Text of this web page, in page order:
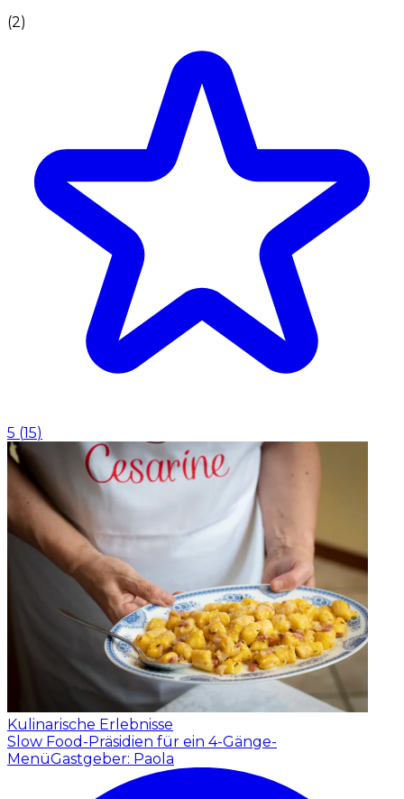
(2)
5 (15)
Kulinarische Erlebnisse
Slow Food-Präsidien für ein 4-Gänge-
MenüGastgeber: Paola